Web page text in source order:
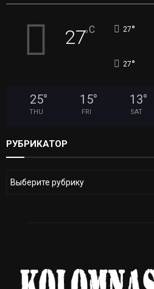
27°C 27°
27°
25°
THU
15°
FRI
13°
SAT
РУБРИКАТОР